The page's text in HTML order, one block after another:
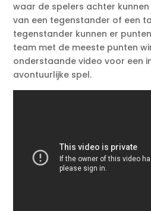
waar de spelers achter
van een tegenstander of een
tegenstander kunnen er
team met de meeste punten
onderstaande video voor een
avontuurlijke spel.